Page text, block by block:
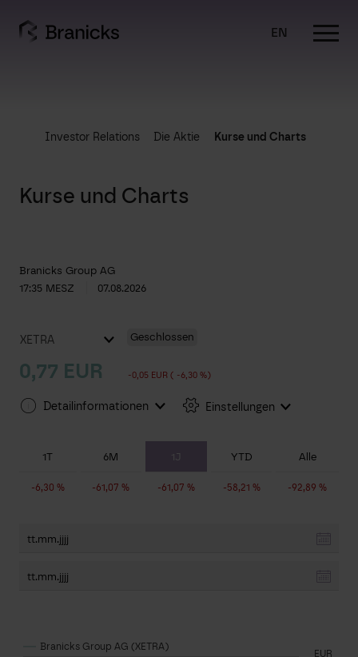
content
EN
Investor Relations Die Aktie Kurse und Charts
Kurse und Charts